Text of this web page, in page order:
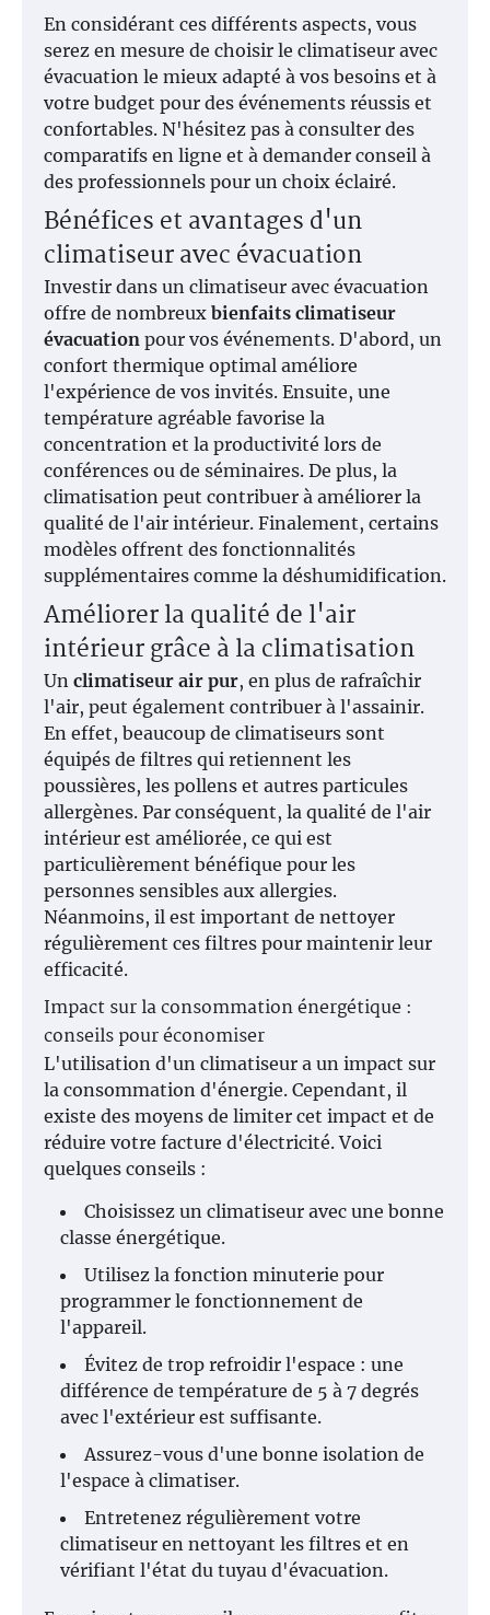
En considérant ces différents aspects, vous
serez en mesure de choisir le climatiseur avec
évacuation le mieux adapté à vos besoins et à
votre budget pour des événements réussis et
confortables. N'hésitez pas à consulter des
comparatifs en ligne et à demander conseil à
des professionnels pour un choix éclairé.
Bénéfices et avantages d'un
climatiseur avec évacuation
Investir dans un climatiseur avec évacuation
offre de nombreux bienfaits climatiseur
évacuation pour vos événements. D'abord, un
confort thermique optimal améliore
l'expérience de vos invités. Ensuite, une
température agréable favorise la
concentration et la productivité lors de
conférences ou de séminaires. De plus, la
climatisation peut contribuer à améliorer la
qualité de l'air intérieur. Finalement, certains
modèles offrent des fonctionnalités
supplémentaires comme la déshumidification.
Améliorer la qualité de l'air
intérieur grâce à la climatisation
Un climatiseur air pur, en plus de rafraîchir
l'air, peut également contribuer à l'assainir.
En effet, beaucoup de climatiseurs sont
équipés de filtres qui retiennent les
poussières, les pollens et autres particules
allergènes. Par conséquent, la qualité de l'air
intérieur est améliorée, ce qui est
particulièrement bénéfique pour les
personnes sensibles aux allergies.
Néanmoins, il est important de nettoyer
régulièrement ces filtres pour maintenir leur
efficacité.
Impact sur la consommation énergétique :
conseils pour économiser
L'utilisation d'un climatiseur a un impact sur
la consommation d'énergie. Cependant, il
existe des moyens de limiter cet impact et de
réduire votre facture d'électricité. Voici
quelques conseils :
Choisissez un climatiseur avec une bonne
classe énergétique.
Utilisez la fonction minuterie pour
programmer le fonctionnement de
l'appareil.
Évitez de trop refroidir l'espace : une
différence de température de 5 à 7 degrés
avec l'extérieur est suffisante.
Assurez-vous d'une bonne isolation de
l'espace à climatiser.
Entretenez régulièrement votre
climatiseur en nettoyant les filtres et en
vérifiant l'état du tuyau d'évacuation.